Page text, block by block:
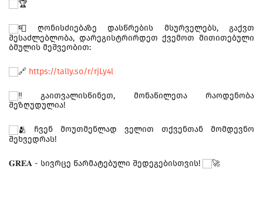
ღონისძიებაზე დასწრების მსურველებს, გაქვთ
შესაძლებლობა, დარეგისტრირდეთ ქვემოთ მითითებული
ბმულის მეშვეობით:
https://tally.so/r/rjLy4l
გაითვალისწინეთ, მონაწილეთა რაოდენობა
შეზღუდულია!
ჩვენ მოუთმენლად ველით თქვენთან მომდევნო
შეხვედრას!
𝐆𝐑𝐄𝐀 - სივრცე წარმატებული შედეგებისთვის!